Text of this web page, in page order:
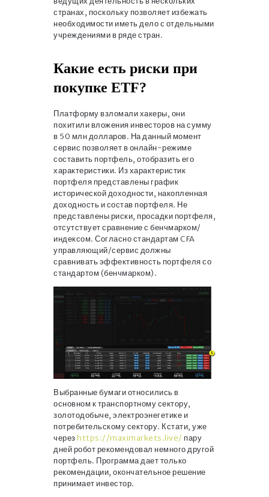
странах, поскольку позволяет избежать
необходимости иметь дело с отдельными
учреждениями в ряде стран.
Какие есть риски при
покупке ETF?
Платформу взломали хакеры, они
похитили вложения инвесторов на сумму
в 50 млн долларов. На данный момент
сервис позволяет в онлайн-режиме
составить портфель, отобразить его
характеристики. Из характеристик
портфеля представлены график
исторической доходности, накопленная
доходность и состав портфеля. Не
представлены риски, просадки портфеля,
отсутствует сравнение с бенчмарком/
индексом. Согласно стандартам CFA
управляющий/сервис должны
сравнивать эффективность портфеля со
стандартом (бенчмарком).
Выбранные бумаги относились в
основном к транспортному сектору,
золотодобыче, электроэнегетике и
потребительскому сектору. Кстати, уже
черезhttps://maximarkets.live/ пару
дней робот рекомендовал немного другой
портфель. Программа дает только
рекомендации, окончательное решение
принимает инвестор.